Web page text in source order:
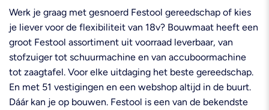
Werk je graag met gesnoerd Festool gereedschap of kies
je liever voor de flexibiliteit van 18v? Bouwmaat heeft een
groot Festool assortiment uit voorraad leverbaar, van
stofzuiger tot schuurmachine en van accuboormachine
tot zaagtafel. Voor elke uitdaging het beste gereedschap.
En met 51 vestigingen en een webshop altijd in de buurt.
Dáár kan je op bouwen. Festool is een van de bekendste